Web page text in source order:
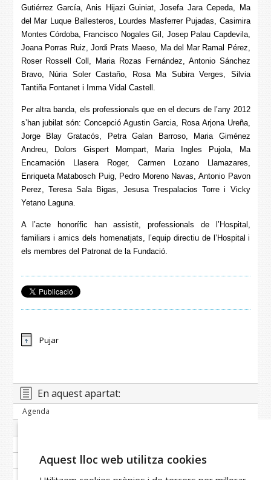
Gutiérrez García, Anis Hijazi Guiniat, Josefa Jara Cepeda, Ma
del Mar Luque Ballesteros, Lourdes Masferrer Pujadas, Casimira
Montes Córdoba, Francisco Nogales Gil, Josep Palau Capdevila,
Joana Porras Ruiz, Jordi Prats Maeso, Ma del Mar Ramal Pérez,
Roser Rossell Coll, Maria Rozas Fernández, Antonio Sánchez
Bravo, Núria Soler Castaño, Rosa Ma Subira Verges, Silvia
Tantiña Fontanet i Imma Vidal Castell.
Per altra banda, els professionals que en el decurs de l’any 2012
s’han jubilat són: Concepció Agustin Garcia, Rosa Arjona Ureña,
Jorge Blay Gratacós, Petra Galan Barroso, Maria Giménez
Andreu, Dolors Gispert Mompart, Maria Ingles Pujola, Ma
Encarnación Llasera Roger, Carmen Lozano Llamazares,
Enriqueta Matabosch Puig, Pedro Moreno Navas, Antonio Pavon
Perez, Teresa Sala Bigas, Jesusa Trespalacios Torre i Vicky
Yetano Laguna.
A l’acte honorífic han assistit, professionals de l’Hospital,
familiars i amics dels homenatjats, l’equip directiu de l’Hospital i
els membres del Patronat de la Fundació.
Pujar
En aquest apartat:
Agenda
Imatge corporativa
Galeria
Aquest lloc web utilitza cookies